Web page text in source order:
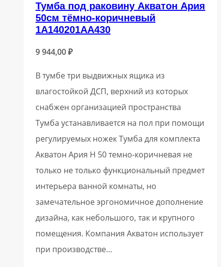
Тумба под раковину Акватон Ария
50см тёмно-коричневый
1A140201AA430
9 944,00₽
В тумбе три выдвижных ящика из
влагостойкой ДСП, верхний из которых
снабжен организацией пространства
Тумба устанавливается на пол при помощи
регулируемых ножек Тумба для комплекта
Акватон Ария Н 50 темно-коричневая не
только не только функциональный предмет
интерьера ванной комнаты, но
замечательное эргономичное дополнение
дизайна, как небольшого, так и крупного
помещения. Компания Акватон использует
при производстве…